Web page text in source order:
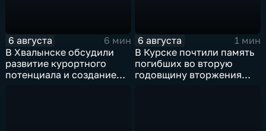
6 августа
6 мин
В Хвалынске обсудили
развитие курортного
потенциала и создание
6 августа
1 мин
В Курске почтили память
погибших во вторую
годовщину вторжения